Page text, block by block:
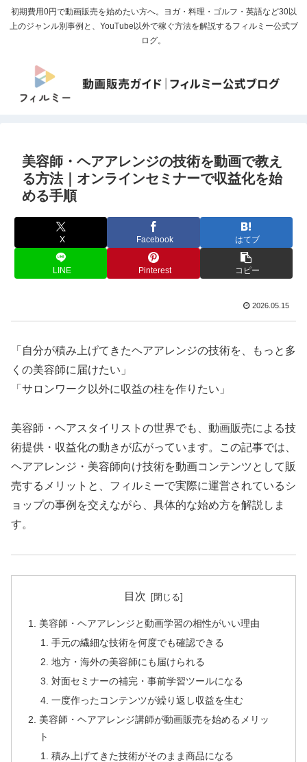
初期費用0円で動画販売を始めたい方へ。ヨガ・料理・ゴルフ・英語など30以
上のジャンル別事例と、YouTube以外で稼ぐ方法を解説するフィルミー公式ブ
ログ。
美容師・ヘアアレンジの技術を動画で教え
る方法｜オンラインセミナーで収益化を始
める手順
X Facebook はてブ
LINE Pinterest コピー
2026.05.15
「自分が積み上げてきたヘアアレンジの技術を、もっと多
くの美容師に届けたい」
「サロンワーク以外に収益の柱を作りたい」
美容師・ヘアスタイリストの世界でも、動画販売による技
術提供・収益化の動きが広がっています。この記事では、
ヘアアレンジ・美容師向け技術を動画コンテンツとして販
売するメリットと、フィルミーで実際に運営されているシ
ョップの事例を交えながら、具体的な始め方を解説しま
す。
目次
美容師・ヘアアレンジと動画学習の相性がいい理由
手元の繊細な技術を何度でも確認できる
地方・海外の美容師にも届けられる
対面セミナーの補完・事前学習ツールになる
一度作ったコンテンツが繰り返し収益を生む
美容師・ヘアアレンジ講師が動画販売を始めるメリッ
ト
積み上げてきた技術がそのまま商品になる